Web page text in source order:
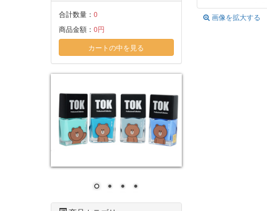
画像を拡大する
合計数量： 0
商品金額： 0円
カートの中を見る